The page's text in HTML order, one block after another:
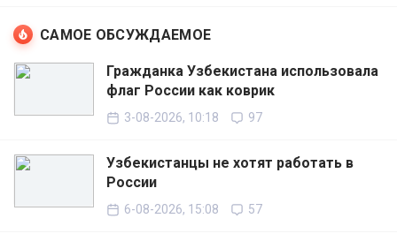
САМОЕ ОБСУЖДАЕМОЕ
Гражданка Узбекистана использовала
флаг России как коврик
3-08-2026, 10:18 97
Узбекистанцы не хотят работать в
России
6-08-2026, 15:08 57